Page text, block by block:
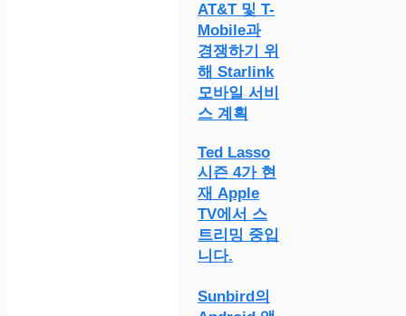
AT&T 및 T-
Mobile과
경쟁하기 위
해 Starlink
모바일 서비
스 계획
Ted Lasso
시즌 4가 현
재 Apple
TV에서 스
트리밍 중입
니다.
Sunbird의